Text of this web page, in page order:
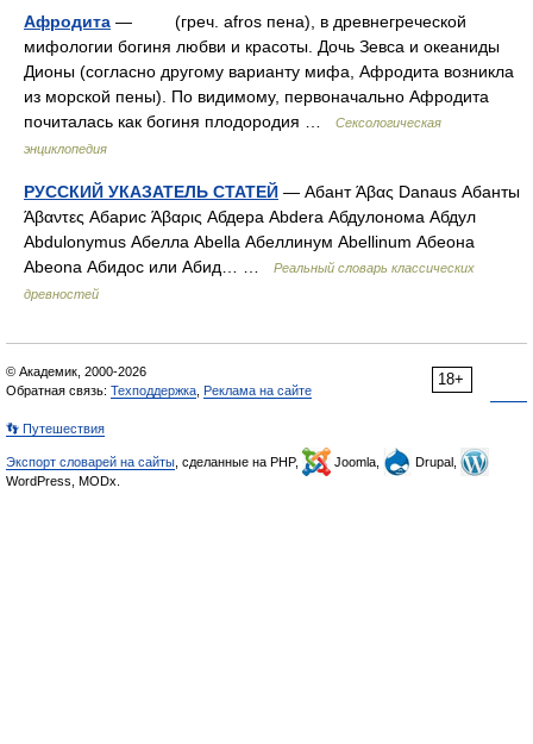
Афродита — (греч. afros пена), в древнегреческой
мифологии богиня любви и красоты. Дочь Зевса и океаниды
Дионы (согласно другому варианту мифа, Афродита возникла
из морской пены). По видимому, первоначально Афродита
почиталась как богиня плодородия …
Сексологическая
энциклопедия
РУССКИЙ УКАЗАТЕЛЬ СТАТЕЙ — Абант Άβας Danaus Абанты
Άβαντες Абарис Άβαρις Абдера Abdera Абдулонома Абдул
Abdulonymus Абелла Abella Абеллинум Abellinum Абеона
Abeona Абидос или Абид… …
Реальный словарь классических
древностей
18+
© Академик, 2000-2026
Обратная связь: Техподдержка Реклама на сайте
👣 Путешествия
Экспорт словарей на сайты , сделанные на PHP, Joomla,
Drupal,
WordPress, MODx.